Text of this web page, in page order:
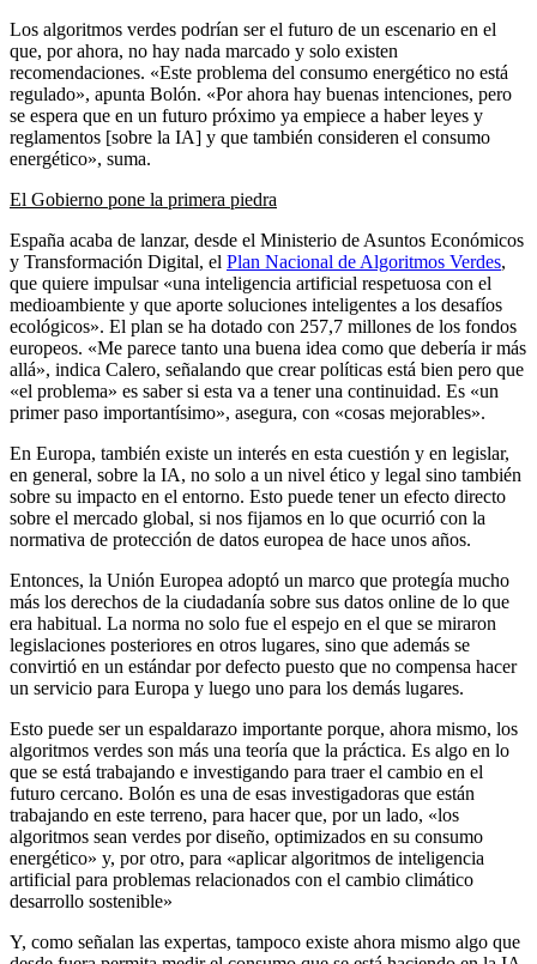
Los algoritmos verdes podrían ser el futuro de un escenario en el
que, por ahora, no hay nada marcado y solo existen
recomendaciones. «Este problema del consumo energético no está
regulado», apunta Bolón. «Por ahora hay buenas intenciones, pero
se espera que en un futuro próximo ya empiece a haber leyes y
reglamentos [sobre la IA] y que también consideren el consumo
energético», suma.
El Gobierno pone la primera piedra
España acaba de lanzar, desde el Ministerio de Asuntos Económicos
y Transformación Digital, el Plan Nacional de Algoritmos Verdes,
que quiere impulsar «una inteligencia artificial respetuosa con el
medioambiente y que aporte soluciones inteligentes a los desafíos
ecológicos». El plan se ha dotado con 257,7 millones de los fondos
europeos. «Me parece tanto una buena idea como que debería ir más
allá», indica Calero, señalando que crear políticas está bien pero que
«el problema» es saber si esta va a tener una continuidad. Es «un
primer paso importantísimo», asegura, con «cosas mejorables».
En Europa, también existe un interés en esta cuestión y en legislar,
en general, sobre la IA, no solo a un nivel ético y legal sino también
sobre su impacto en el entorno. Esto puede tener un efecto directo
sobre el mercado global, si nos fijamos en lo que ocurrió con la
normativa de protección de datos europea de hace unos años.
Entonces, la Unión Europea adoptó un marco que protegía mucho
más los derechos de la ciudadanía sobre sus datos online de lo que
era habitual. La norma no solo fue el espejo en el que se miraron
legislaciones posteriores en otros lugares, sino que además se
convirtió en un estándar por defecto puesto que no compensa hacer
un servicio para Europa y luego uno para los demás lugares.
Esto puede ser un espaldarazo importante porque, ahora mismo, los
algoritmos verdes son más una teoría que la práctica. Es algo en lo
que se está trabajando e investigando para traer el cambio en el
futuro cercano. Bolón es una de esas investigadoras que están
trabajando en este terreno, para hacer que, por un lado, «los
algoritmos sean verdes por diseño, optimizados en su consumo
energético» y, por otro, para «aplicar algoritmos de inteligencia
artificial para problemas relacionados con el cambio climático
desarrollo sostenible»
Y, como señalan las expertas, tampoco existe ahora mismo algo que